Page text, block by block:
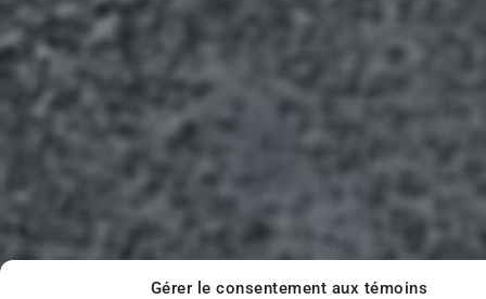
Gérer le consentement aux témoins